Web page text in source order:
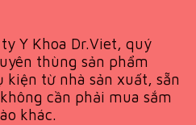
Y Khoa Dr.Viet, quý
thùng sản phẩm
từ nhà sản xuất, sẵn
cần phải mua sắm
khác.